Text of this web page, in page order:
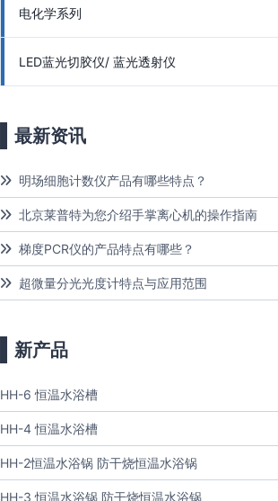
电化学系列
LED蓝光切胶仪/ 蓝光透射仪
最新资讯
明场细胞计数仪产品有哪些特点？
北京莱普特为您介绍手掌离心机的操作指南
梯度PCR仪的产品特点有哪些？
超微量分光光度计特点与应用范围
新产品
HH-6 恒温水浴槽
HH-4 恒温水浴槽
HH-2恒温水浴锅 防干烧恒温水浴锅
HH-3 恒温水浴锅 防干烧恒温水浴锅